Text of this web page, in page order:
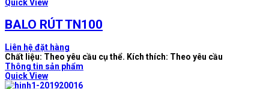
Quick View
BALO RÚT TN100
Liên hệ đặt hàng
Chất liệu: Theo yêu cầu cụ thể. Kích thích: Theo yêu cầu
Thông tin sản phẩm
Quick View